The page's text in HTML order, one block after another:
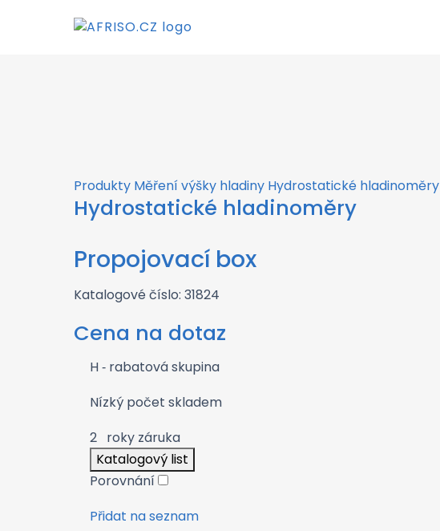
Produkty Měření výšky hladiny Hydrostatické hladinoměry
Hydrostatické hladinoměry
Propojovací box
Katalogové číslo: 31824
Cena na dotaz
H‑ rabatová skupina
Nízký počet skladem
2 roky záruka
Katalogový list
Porovnání
Přidat na seznam